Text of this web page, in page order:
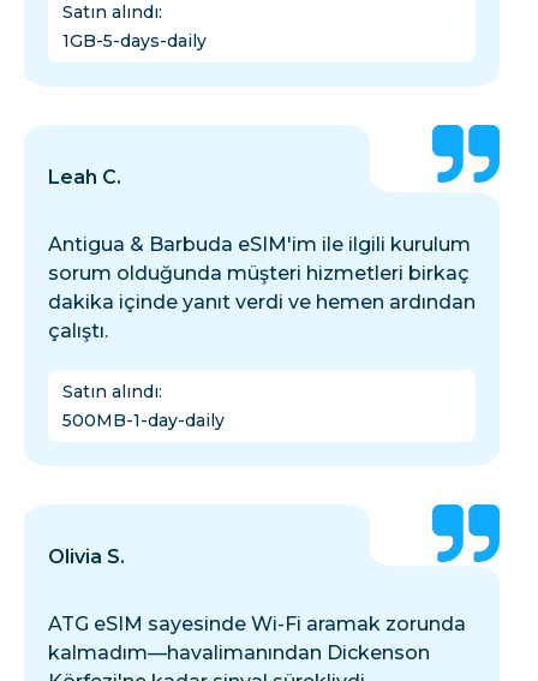
Satın alındı:
1GB-5-days-daily
Leah C.
Antigua & Barbuda eSIM'im ile ilgili kurulum
sorum olduğunda müşteri hizmetleri birkaç
dakika içinde yanıt verdi ve hemen ardından
çalıştı.
Satın alındı:
500MB-1-day-daily
Olivia S.
ATG eSIM sayesinde Wi-Fi aramak zorunda
kalmadım—havalimanından Dickenson